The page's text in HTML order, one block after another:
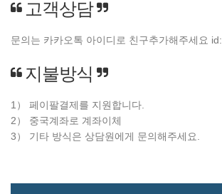
고객상담
문의는 카카오톡 아이디로 친구추가해주세요 id:
지불방식
1） 페이팔결제를 지원합니다.
2） 중국계좌로 계좌이체
3） 기타 방식은 상담원에게 문의해주세요.